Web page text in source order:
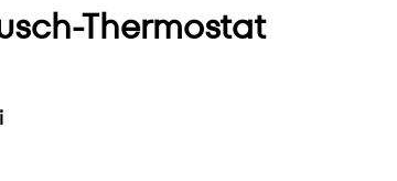
Thermostat